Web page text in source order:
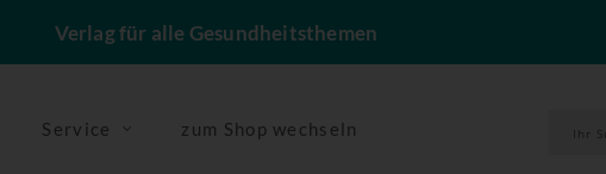
Verlag für alle Gesundheitsthemen
Service zum Shop wechseln